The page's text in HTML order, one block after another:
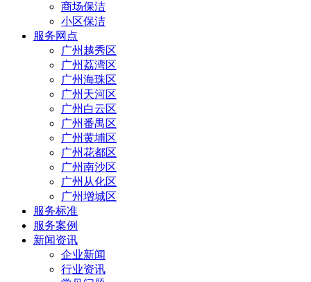
商场保洁
小区保洁
服务网点
广州越秀区
广州荔湾区
广州海珠区
广州天河区
广州白云区
广州番禺区
广州黄埔区
广州花都区
广州南沙区
广州从化区
广州增城区
服务标准
服务案例
新闻资讯
企业新闻
行业资讯